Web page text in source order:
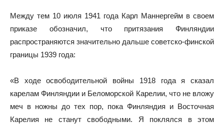
Между тем 10 июля 1941 года Карл Маннергейм в своем
приказе обозначил, что притязания Финляндии
распространяются значительно дальше советско-финской
границы 1939 года:
«В ходе освободительной войны 1918 года я сказал
карелам Финляндии и Беломорской Карелии, что не вложу
меч в ножны до тех пор, пока Финляндия и Восточная
Карелия не станут свободными. Я поклялся в этом